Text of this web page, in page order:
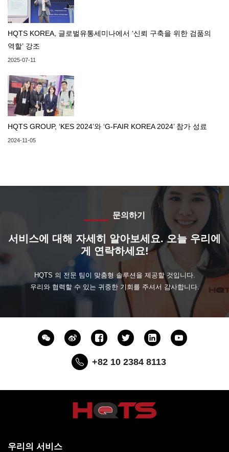
HQTS KOREA, 글로벌유통세미나에서 ‘신뢰 구축을 위한 검품의
역할’ 강조
2025-07-11
HQTS GROUP, ‘KES 2024’와 ‘G-FAIR KOREA 2024’ 참가 성료
2024-11-05
문의하기
서비스에 대해 자세히 알아보세요. 오늘 우리에
게 연락하세요!
HQTS 의 전문 팀이 맞춤형 솔루션을 제공할 것입니다.
우리와 협력할 수 있는 귀중한 기회를 주셔서 감사합니다.
+82 10 2384 8113
우리의 서비스